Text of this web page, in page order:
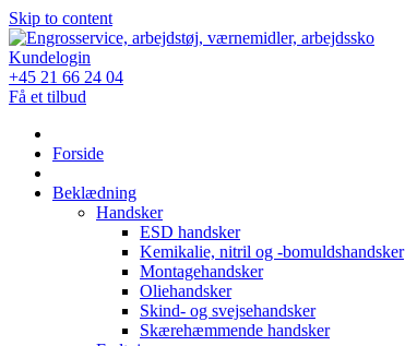
Skip to content
Kundelogin
+45 21 66 24 04
Få et tilbud
Forside
Beklædning
Handsker
ESD handsker
Kemikalie, nitril og -bomuldshandsker
Montagehandsker
Oliehandsker
Skind- og svejsehandsker
Skærehæmmende handsker